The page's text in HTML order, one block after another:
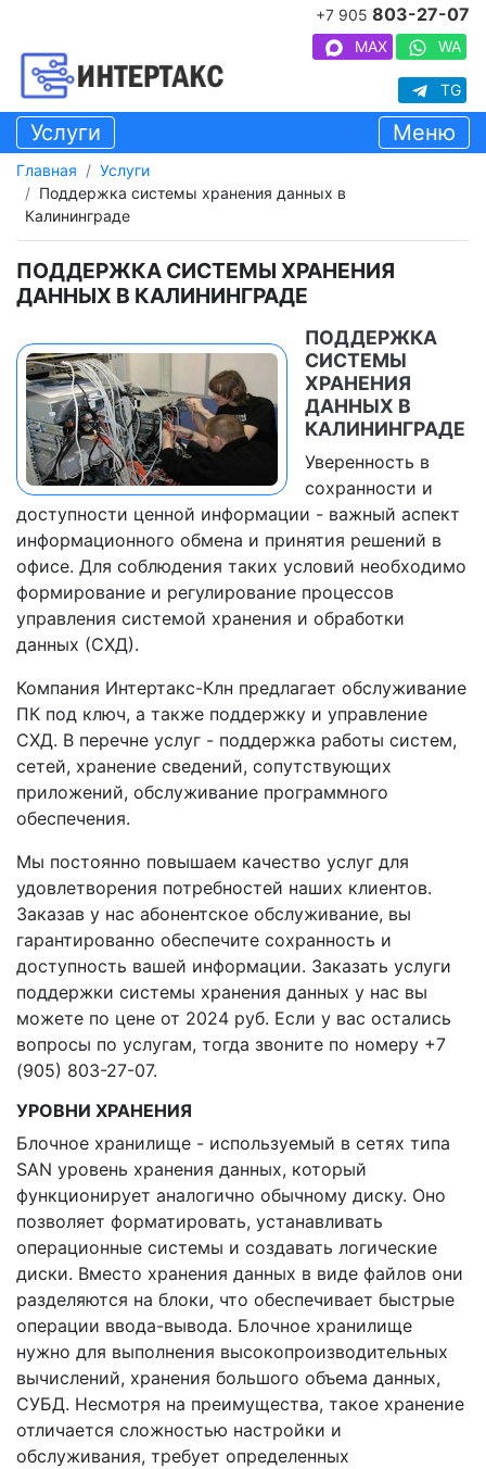
+7 905 803-27-07
MAX WA
TG
Услуги Меню
Главная
Услуги
Поддержка системы хранения данных в
Калининграде
ПОДДЕРЖКА СИСТЕМЫ ХРАНЕНИЯ
ДАННЫХ В КАЛИНИНГРАДЕ
ПОДДЕРЖКА
СИСТЕМЫ
ХРАНЕНИЯ
ДАННЫХ В
КАЛИНИНГРАДЕ
Уверенность в
сохранности и
доступности ценной информации - важный аспект
информационного обмена и принятия решений в
офисе. Для соблюдения таких условий необходимо
формирование и регулирование процессов
управления системой хранения и обработки
данных (СХД).
Компания Интертакс-Клн предлагает обслуживание
ПК под ключ, а также поддержку и управление
СХД. В перечне услуг - поддержка работы систем,
сетей, хранение сведений, сопутствующих
приложений, обслуживание программного
обеспечения.
Мы постоянно повышаем качество услуг для
удовлетворения потребностей наших клиентов.
Заказав у нас абонентское обслуживание, вы
гарантированно обеспечите сохранность и
доступность вашей информации. Заказать услуги
поддержки системы хранения данных у нас вы
можете по цене от 2024 руб. Если у вас остались
вопросы по услугам, тогда звоните по номеру +7
(905) 803-27-07.
УРОВНИ ХРАНЕНИЯ
Блочное хранилище - используемый в сетях типа
SAN уровень хранения данных, который
функционирует аналогично обычному диску. Оно
позволяет форматировать, устанавливать
операционные системы и создавать логические
диски. Вместо хранения данных в виде файлов они
разделяются на блоки, что обеспечивает быстрые
операции ввода-вывода. Блочное хранилище
нужно для выполнения высокопроизводительных
вычислений, хранения большого объема данных,
СУБД. Несмотря на преимущества, такое хранение
отличается сложностью настройки и
обслуживания, требует определенных